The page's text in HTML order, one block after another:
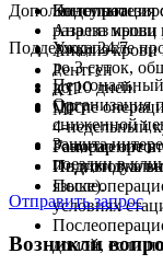
Консультация
Анализ крови
Анализ крови
Рентген
КТ
МРТ
Гонорар
условиях
домой, если
разреза мышц
Дополнительно
Уход после
до 3 суток,
до 10 дней.
После
4-недельный
Размещение в
Подготовка
языке).
Поддержка 24/7
Организация
сниженной
Защита
поездки в
Отправить запрос
Возникли